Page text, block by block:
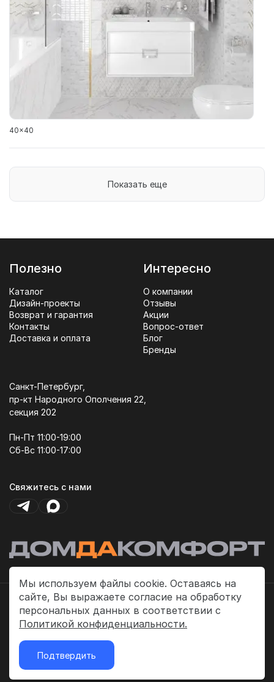
Мы используем файлы cookie. Оставаясь на
сайте, Вы выражаете согласие на обработку
персональных данных в соответствии с
Политикой конфиденциальности.
Подтвердить
40x40
Показать еще
Полезно
Каталог
Дизайн-проекты
Возврат и гарантия
Контакты
Доставка и оплата
Интересно
О компании
Отзывы
Акции
Вопрос-ответ
Блог
Бренды
Санкт-Петербург,
пр-кт Народного Ополчения 22,
секция 202
Пн-Пт 11:00-19:00
Сб-Вс 11:00-17:00
Свяжитесь с нами
Политика платежей
Политика конфиденциальности
2026 © «ДомДаКомфорт»